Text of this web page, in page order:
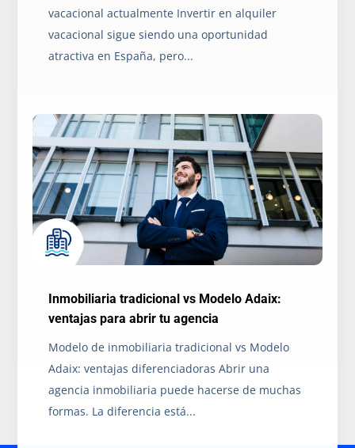
vacacional actualmente Invertir en alquiler
vacacional sigue siendo una oportunidad
atractiva en España, pero...
Inmobiliaria tradicional vs Modelo Adaix:
ventajas para abrir tu agencia
Modelo de inmobiliaria tradicional vs Modelo
Adaix: ventajas diferenciadoras Abrir una
agencia inmobiliaria puede hacerse de muchas
formas. La diferencia está...